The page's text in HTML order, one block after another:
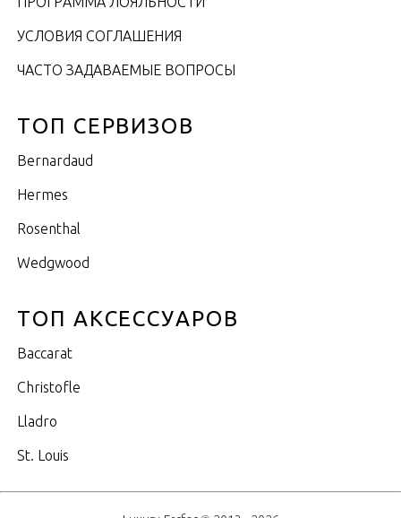
УСЛОВИЯ СОГЛАШЕНИЯ
ЧАСТО ЗАДАВАЕМЫЕ ВОПРОСЫ
ТОП СЕРВИЗОВ
Bernardaud
Hermes
Rosenthal
Wedgwood
ТОП АКСЕССУАРОВ
Baccarat
Christofle
Lladro
St. Louis